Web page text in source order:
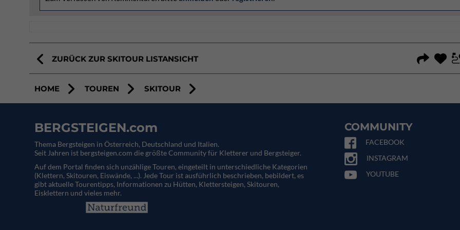
ZURÜCK ZUR SKITOUR LISTANSICHT
HOME TOUREN SKITOUR
BERGSTEIGEN.com
Thema Bergsteigen in Österreich, Deutschland und Italien.
Seit Jahren ist bergsteigen.com die größte Community für Kletterer und Bergsteiger.
Auf dem Portal finden sich unzählige Touren, eingeteilt in unterschiedliche Kategorien
(Klettern, Skitouren, Eiswände, ...). Jede Tour ist ausführlich beschrieben, bebildert, es
gibt aktuelle Tourentipps, Informationen zu Hütten, Klettersteigen, Skitouren,
Eisklettern und vieles mehr.
COMMUNITY
FACEBOOK
INSTAGRAM
YOUTUBE